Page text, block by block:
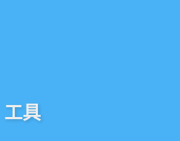
工具